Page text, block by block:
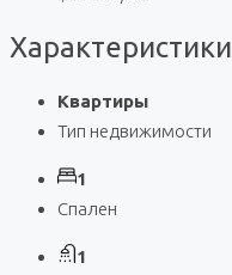
Характеристики
Квартиры
Тип недвижимости
1
Спален
1